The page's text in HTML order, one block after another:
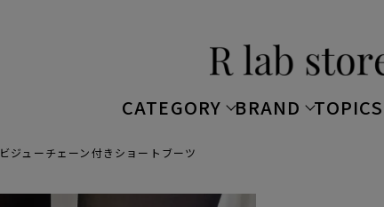
CATEGORY BRAND TOPICS
ビジューチェーン付きショートブーツ